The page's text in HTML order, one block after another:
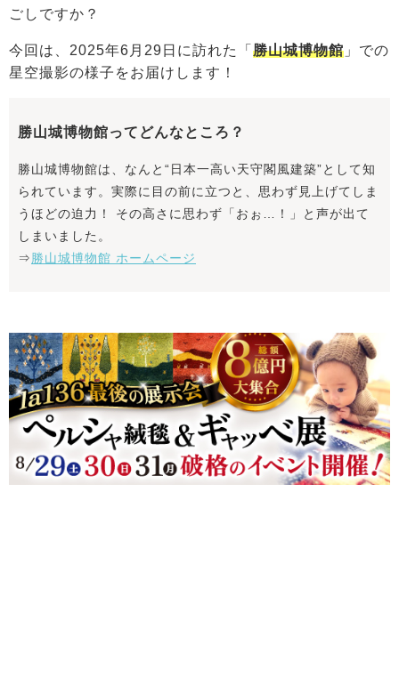
ごしですか？
今回は、2025年6月29日に訪れた「 勝山城博物館 」での
星空撮影の様子をお届けします！
勝山城博物館ってどんなところ？
勝山城博物館は、なんと“日本一高い天守閣風建築”として知
られています。実際に目の前に立つと、思わず見上げてしま
うほどの迫力！ その高さに思わず「おぉ…！」と声が出て
しまいました。
⇒ 勝山城博物館 ホームページ